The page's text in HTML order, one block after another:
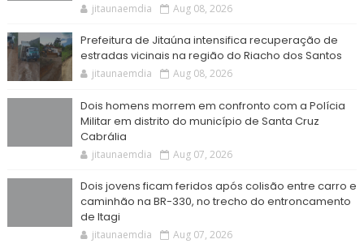
jitaunaemdia Aug 08, 2026
Prefeitura de Jitaúna intensifica recuperação de
estradas vicinais na região do Riacho dos Santos
jitaunaemdia Aug 08, 2026
Dois homens morrem em confronto com a Polícia
Militar em distrito do município de Santa Cruz
Cabrália
jitaunaemdia Aug 07, 2026
Dois jovens ficam feridos após colisão entre carro e
caminhão na BR-330, no trecho do entroncamento
de Itagi
jitaunaemdia Aug 07, 2026